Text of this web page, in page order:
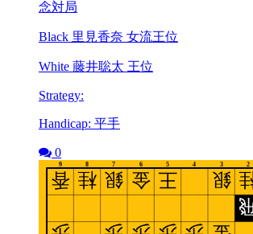
念対局
Black 里見香奈 女流王位
White 藤井聡太 王位
Strategy:
Handicap: 平手
0